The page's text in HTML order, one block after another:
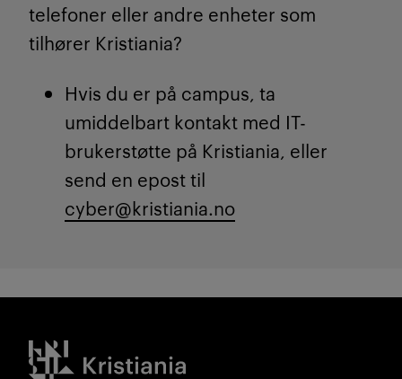
telefoner eller andre enheter som
tilhører Kristiania?
Hvis du er på campus, ta
umiddelbart kontakt med IT-
brukerstøtte på Kristiania, eller
send en epost til
cyber@kristiania.no
Kristiania logo